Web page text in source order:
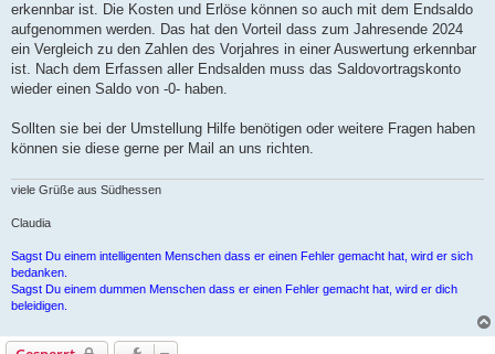
erkennbar ist. Die Kosten und Erlöse können so auch mit dem Endsaldo
aufgenommen werden. Das hat den Vorteil dass zum Jahresende 2024
ein Vergleich zu den Zahlen des Vorjahres in einer Auswertung erkennbar
ist. Nach dem Erfassen aller Endsalden muss das Saldovortragskonto
wieder einen Saldo von -0- haben.
Sollten sie bei der Umstellung Hilfe benötigen oder weitere Fragen haben
können sie diese gerne per Mail an uns richten.
viele Grüße aus Südhessen
Claudia
Sagst Du einem intelligenten Menschen dass er einen Fehler gemacht hat, wird er sich
bedanken.
Sagst Du einem dummen Menschen dass er einen Fehler gemacht hat, wird er dich
beleidigen.